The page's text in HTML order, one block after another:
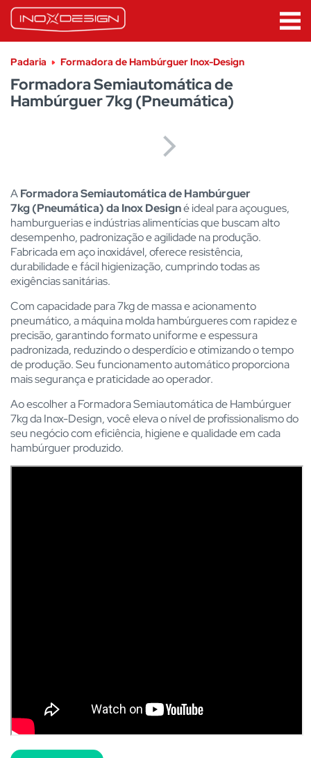
Padaria Formadora de Hambúrguer Inox-Design
Formadora Semiautomática de
Hambúrguer 7kg (Pneumática)
AFormadora Semiautomática de Hambúrguer
7kg (Pneumática) da Inox Designé ideal para açougues,
hamburguerias e indústrias alimentícias que buscam alto
desempenho, padronização e agilidade na produção.
Fabricada em aço inoxidável, oferece resistência,
durabilidade e fácil higienização, cumprindo todas as
exigências sanitárias.
Com capacidade para 7kg de massa e acionamento
pneumático, a máquina molda hambúrgueres com rapidez e
precisão, garantindo formato uniforme e espessura
padronizada, reduzindo o desperdício e otimizando o tempo
de produção. Seu funcionamento automático proporciona
mais segurança e praticidade ao operador.
Ao escolher a Formadora Semiautomática de Hambúrguer
7kg da Inox-Design, você eleva o nível de profissionalismo do
seu negócio com eficiência, higiene e qualidade em cada
hambúrguer produzido.